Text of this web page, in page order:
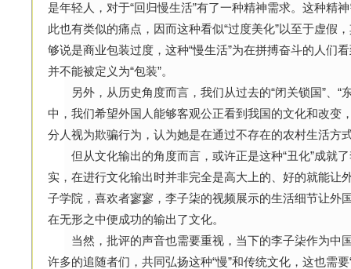
是年轻人，对于“回归慢生活”有了一种精神需求。这种精
此也有类似的痛点，因而这种看似“过度美化”以至于虚假
够说是商业包装过度，这种“慢生活”为在拼搏奋斗的人们
并不能被定义为“包装”。
另外，从历史角度而言，我们从过去的“闭关锁国”、“
中，我们希望外国人能够客观公正看到我国的文化和改变
分人视为欺骗行为，认为她是在通过不存在的农村生活方
但从文化输出的角度而言，或许正是这种“丑化”成就了
实，在进行文化输出时并非完全是高大上的、好的就能让
子学院，喜欢者寥寥，李子柒的视频展示的生活细节让外
在无形之中便成功的输出了文化。
当然，批评的声音也需要重视，当下的李子柒作为中
许多的追随者们，共同弘扬这种“慢”和传统文化，这也需